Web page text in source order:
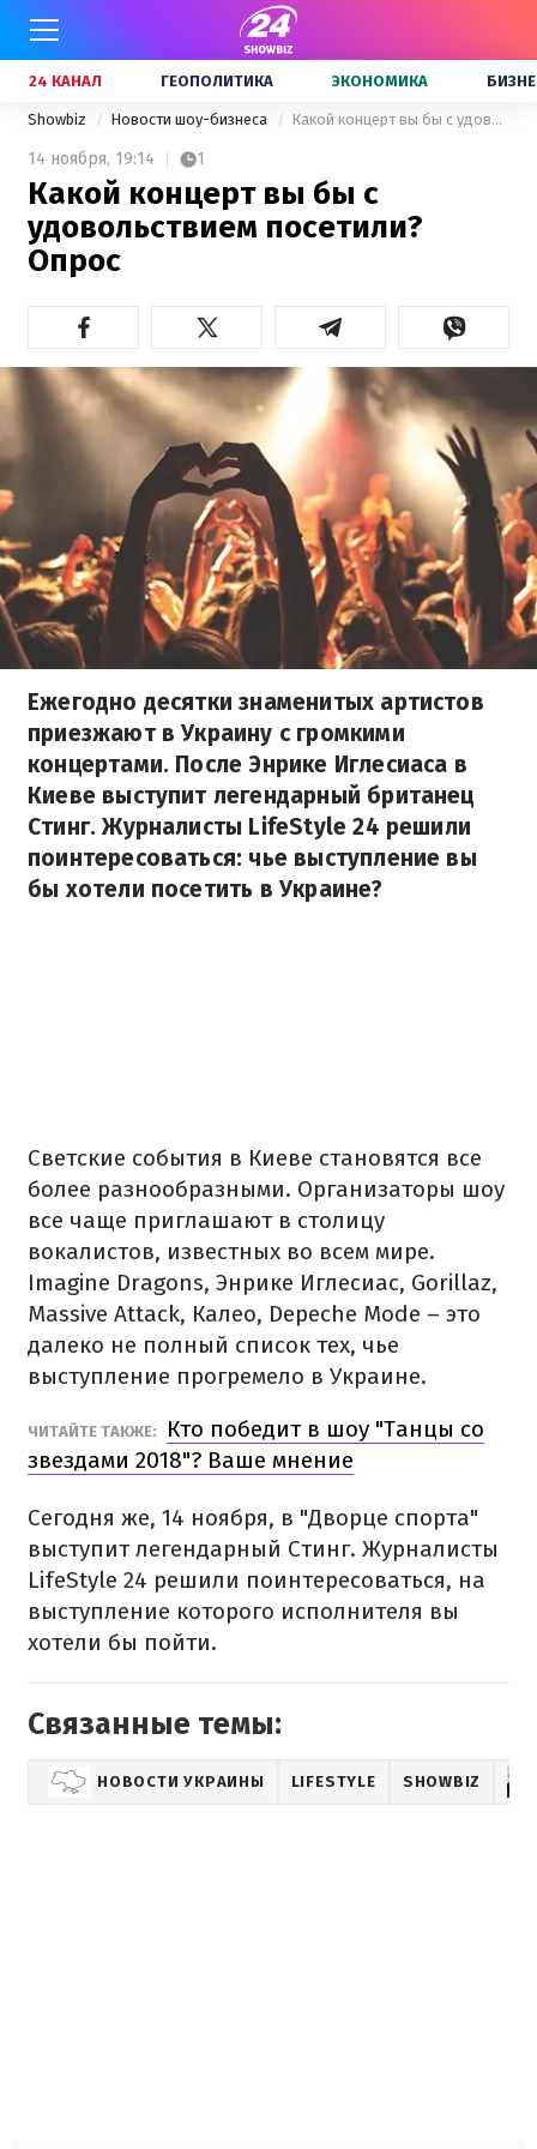
24 КАНАЛ ГЕОПОЛИТИКА ЭКОНОМИКА
Showbiz Новости шоу-бизнеса Какой концерт вы бы с удовольствием посетили? Опрос
14 ноября, 19:14 1
Какой концерт вы бы с
удовольствием посетили?
Опрос
Ежегодно десятки знаменитых артистов
приезжают в Украину с громкими
концертами. После Энрике Иглесиаса в
Киеве выступит легендарный британец
Стинг. Журналисты LifeStyle 24 решили
поинтересоваться: чье выступление вы
бы хотели посетить в Украине?
Светские события в Киеве становятся все
более разнообразными. Организаторы шоу
все чаще приглашают в столицу
вокалистов, известных во всем мире.
Imagine Dragons, Энрике Иглесиас, Gorillaz,
Massive Attack, Калео, Depeche Mode – это
далеко не полный список тех, чье
выступление прогремело в Украине.
ЧИТАЙТЕ ТАКЖЕ:
Кто победит в шоу "Танцы со
звездами 2018"? Ваше мнение
Сегодня же, 14 ноября, в "Дворце спорта"
выступит легендарный Стинг. Журналисты
LifeStyle 24 решили поинтересоваться, на
выступление которого исполнителя вы
хотели бы пойти.
Связанные темы:
НОВОСТИ УКРАИНЫ LIFESTYLE SHOWBIZ